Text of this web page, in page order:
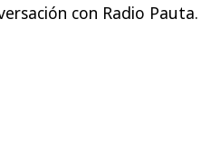
con Radio Pauta.